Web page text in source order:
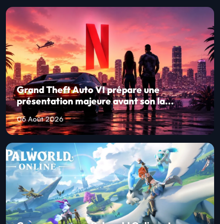
Grand Theft Auto VI prépare une
présentation majeure avant son la...
06 Août 2026